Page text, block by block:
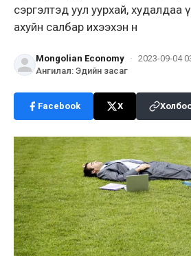
сэргэлтэд уул уурхай, худалдаа
ахуйн салбар ихээхэн н
Mongolian Economy · 2023-09-04
Ангилал: Эдийн засаг
Facebook X